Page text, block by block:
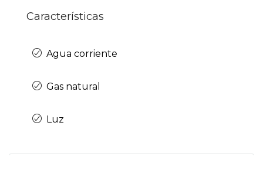
Características
Agua corriente
Gas natural
Luz